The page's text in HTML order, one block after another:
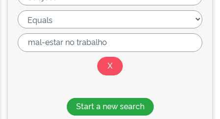
Start a new search